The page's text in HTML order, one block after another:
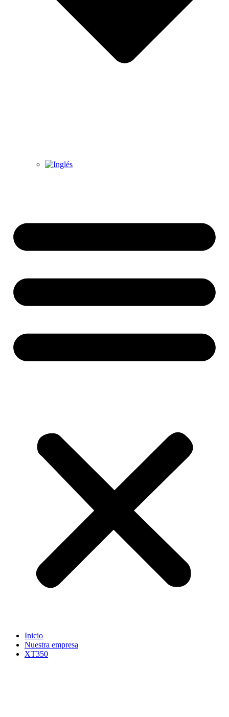
Inicio
Nuestra empresa
XT350